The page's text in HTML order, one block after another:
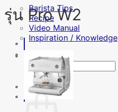
Barista Tips
Recipe
Video Manual
Inspiration / Knowledge
Search
for:
รุ่น Pro W2